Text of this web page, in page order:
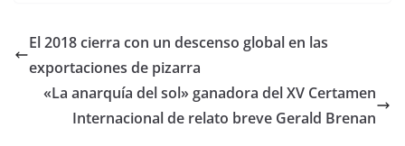
El 2018 cierra con un descenso global en las
exportaciones de pizarra
«La anarquía del sol» ganadora del XV Certamen
Internacional de relato breve Gerald Brenan